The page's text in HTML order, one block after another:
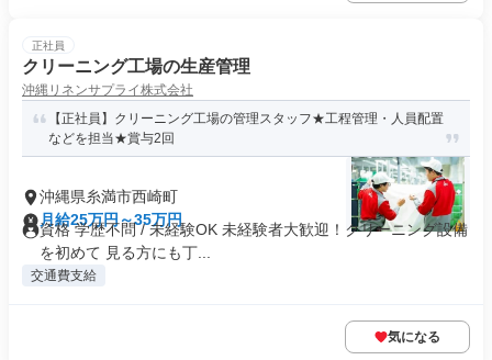
正社員
クリーニング工場の生産管理
沖縄リネンサプライ株式会社
【正社員】クリーニング工場の管理スタッフ★工程管理・人員配置
などを担当★賞与2回
沖縄県糸満市西崎町
月給25万円～35万円
資格 学歴不問 / 未経験OK 未経験者大歓迎！クリーニング設備
を初めて 見る方にも丁...
交通費支給
気になる